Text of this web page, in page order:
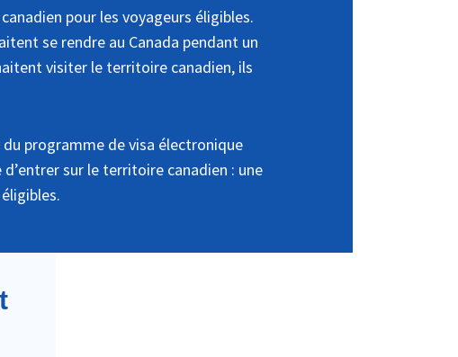
pour les voyageurs éligibles.
se rendre au Canada pendant un
visiter le territoire canadien, ils
programme de visa électronique
sur le territoire canadien : une